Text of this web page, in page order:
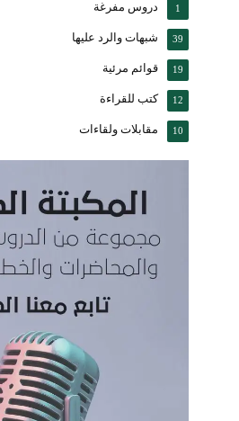
دروس مفرغة 1
شبهات والرد عليها 39
قوائم مرئية 19
كتب للقراءة 12
مقابلات ولقاءات 10